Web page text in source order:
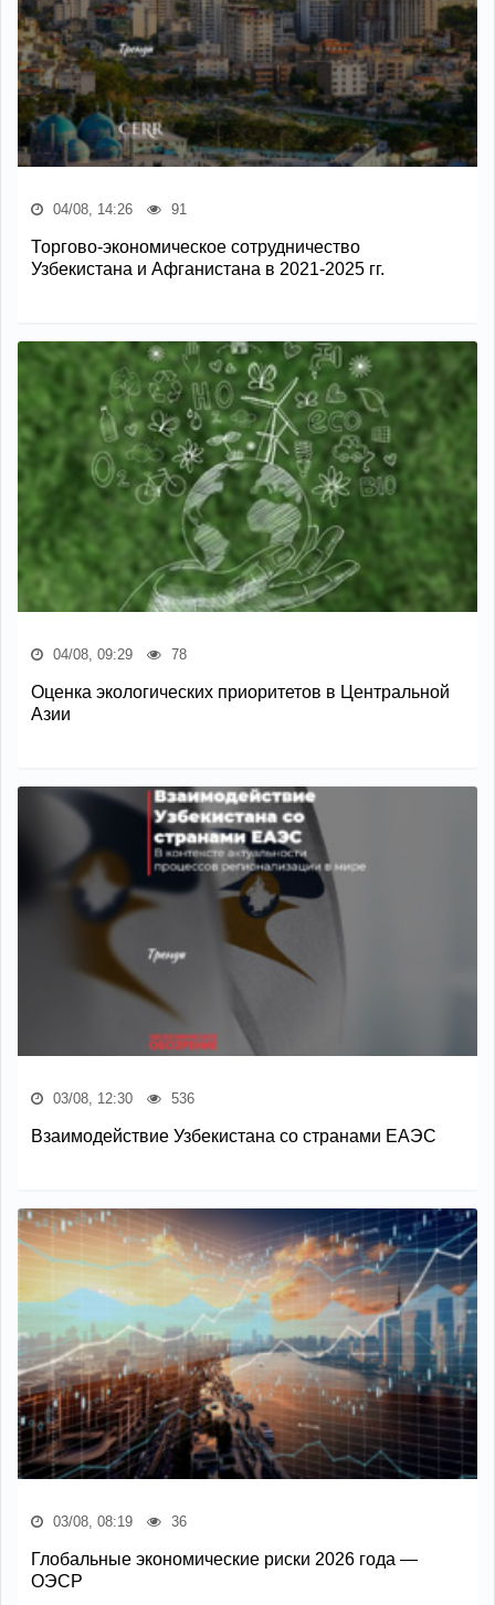
04/08, 14:26 91
Торгово-экономическое сотрудничество
Узбекистана и Афганистана в 2021-2025 гг.
04/08, 09:29 78
Оценка экологических приоритетов в Центральной
Азии
03/08, 12:30 536
Взаимодействие Узбекистана со странами ЕАЭС
03/08, 08:19 36
Глобальные экономические риски 2026 года —
ОЭСР